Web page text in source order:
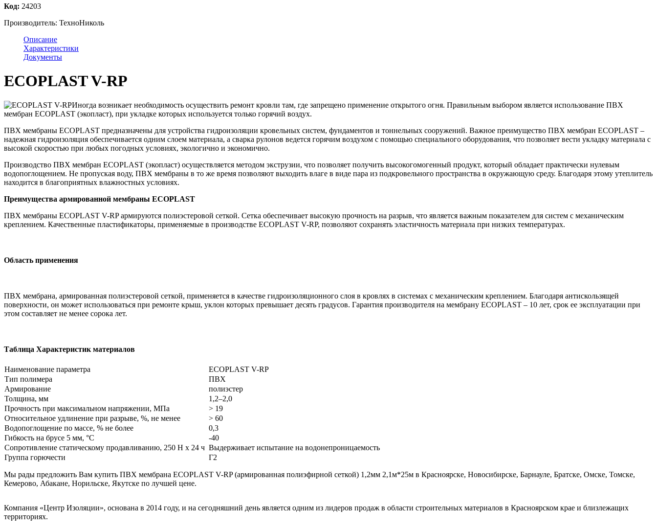
Код: 24203
Производитель: ТехноНиколь
Описание
Характеристики
Документы
ECOPLAST V-RP
Иногда возникает необходимость осуществить ремонт кровли там, где запрещено применение открытого огня. Правильным выбором является использование ПВХ
мембран ECOPLAST (экопласт), при укладке которых используется только горячий воздух.
ПВХ мембраны ECOPLAST предназначены для устройства гидроизоляции кровельных систем, фундаментов и тоннельных сооружений. Важное преимущество ПВХ мембран ECOPLAST –
надежная гидроизоляция обеспечивается одним слоем материала, а сварка рулонов ведется горячим воздухом с помощью специального оборудования, что позволяет вести укладку материала с
высокой скоростью при любых погодных условиях, экологично и экономично.
Производство ПВХ мембран ECOPLAST (экопласт) осуществляется методом экструзии, что позволяет получить высокогомогенный продукт, который обладает практически нулевым
водопоглощением. Не пропуская воду, ПВХ мембраны в то же время позволяют выходить влаге в виде пара из подкровельного пространства в окружающую среду. Благодаря этому утеплитель
находится в благоприятных влажностных условиях.
Преимущества армированной мембраны ECOPLAST
ПВХ мембраны ECOPLAST V-RP армируются полиэстеровой сеткой. Сетка обеспечивает высокую прочность на разрыв, что является важным показателем для систем с механическим
креплением. Качественные пластификаторы, применяемые в производстве ECOPLAST V-RP, позволяют сохранять эластичность материала при низких температурах.
Область применения
ПВХ мембрана, армированная полиэстеровой сеткой, применяется в качестве гидроизоляционного слоя в кровлях в системах с механическим креплением. Благодаря антискользящей
поверхности, он может использоваться при ремонте крыш, уклон которых превышает десять градусов. Гарантия производителя на мембрану ECOPLAST – 10 лет, срок ее эксплуатации при
этом составляет не менее сорока лет.
Таблица Характеристик материалов
Наименование параметра
ECOPLAST V-RP
Тип полимера
ПВХ
Армирование
полиэстер
Толщина, мм
1,2–2,0
Прочность при максимальном напряжении, МПа
> 19
Относительное удлинение при разрыве, %, не менее
> 60
Водопоглощение по массе, % не более
0,3
Гибкость на брусе 5 мм, °С
-40
Сопротивление статическому продавливанию, 250 H х 24 ч Выдерживает испытание на водонепроницаемость
Группа горючести
Г2
Мы рады предложить Вам купить ПВХ мембрана ECOPLAST V-RP (армированная полиэфирной сеткой) 1,2мм 2,1м*25м в Красноярске, Новосибирске, Барнауле, Братске, Омске, Томске,
Кемерово, Абакане, Норильске, Якутске по лучшей цене.
Компания «Центр Изоляции», основана в 2014 году, и на сегодняшний день является одним из лидеров продаж в области строительных материалов в Красноярском крае и близлежащих
территориях.